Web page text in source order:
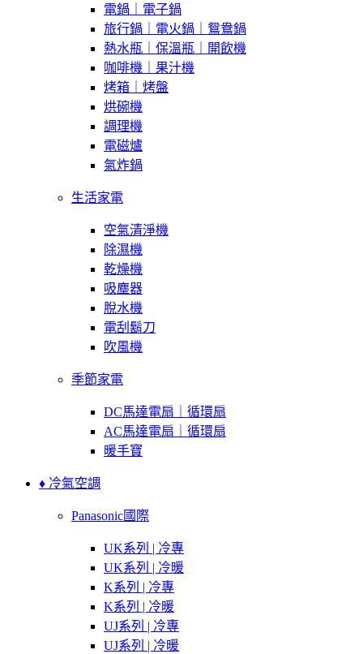
電鍋｜電子鍋
旅行鍋｜電火鍋｜鴛鴦鍋
熱水瓶｜保溫瓶｜開飲機
咖啡機｜果汁機
烤箱｜烤盤
烘碗機
調理機
電磁爐
氣炸鍋
生活家電
空氣清淨機
除濕機
乾燥機
吸塵器
脫水機
電刮鬍刀
吹風機
季節家電
DC馬達電扇｜循環扇
AC馬達電扇｜循環扇
暖手寶
♦ 冷氣空調
Panasonic國際
UK系列 | 冷專
UK系列 | 冷暖
K系列 | 冷專
K系列 | 冷暖
UJ系列 | 冷專
UJ系列 | 冷暖